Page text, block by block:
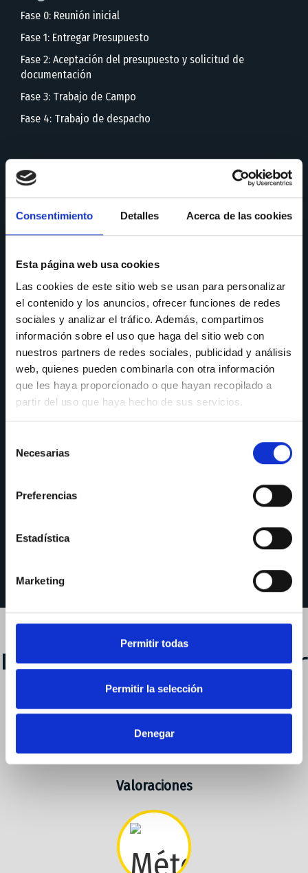
Consentimiento Detalles Acerca de las cookies
Esta página web usa cookies
Las cookies de este sitio web se usan para personalizar
el contenido y los anuncios, ofrecer funciones de redes
sociales y analizar el tráfico. Además, compartimos
información sobre el uso que haga del sitio web con
nuestros partners de redes sociales, publicidad y análisis
web, quienes pueden combinarla con otra información
que les haya proporcionado o que hayan recopilado a
partir del uso que haya hecho de sus servicios.
Necesarias
Preferencias
Estadística
Marketing
Permitir todas
Permitir la selección
Denegar
Fase 0: Reunión inicial
Fase 1: Entregar Presupuesto
Fase 2: Aceptación del presupuesto y solicitud de
documentación
Fase 3: Trabajo de Campo
Fase 4: Trabajo de despacho
Necesarios para…
Obtener inventario actualizado
Obtener las valoraciones de todos los bienes y derechos
Regularizar los activos
Actualizar la contabilidad
¿Para quién va dirigido?
Por ayuntamientos
¿Por qué Kontor?
ofrece este servicio por su necesidad e
Departamentos Kontor
Valoraciones